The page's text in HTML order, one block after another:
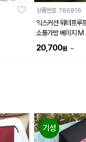
상품번호 786816
익스커션 워터프루
소풍가방 베이지 M
20,700원 ~
기성